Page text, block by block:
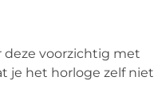
deze voorzichtig met
je het horloge zelf niet